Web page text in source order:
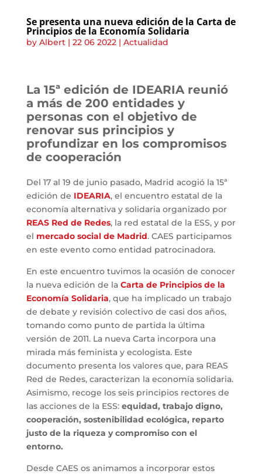
Se presenta una nueva edición de la Carta de
Principios de la Economía Solidaria
by Albert| 22 06 2022| Actualidad
La 15ª edición de IDEARIA reunió
a más de 200 entidades y
personas con el objetivo de
renovar sus principios y
profundizar en los compromisos
de cooperación
Del 17 al 19 de junio pasado, Madrid acogió la 15ª
edición de IDEARIA, el encuentro estatal de la
economía alternativa y solidaria organizado por
REAS Red de Redes, la red estatal de la ESS, y por
el mercado social de Madrid. CAES participamos
en este evento como entidad patrocinadora.
En este encuentro tuvimos la ocasión de conocer
la nueva edición de la Carta de Principios de la
Economía Solidaria, que ha implicado un trabajo
de debate y revisión colectivo de casi dos años,
tomando como punto de partida la última
versión de 2011. La nueva Carta incorpora una
mirada más feminista y ecologista. Este
documento presenta los valores que, para REAS
Red de Redes, caracterizan la economía solidaria.
Asimismo, recoge los seis principios rectores de
las acciones de la ESS: equidad, trabajo digno,
cooperación, sostenibilidad ecológica, reparto
justo de la riqueza y compromiso con el
entorno.
Desde CAES os animamos a incorporar estos